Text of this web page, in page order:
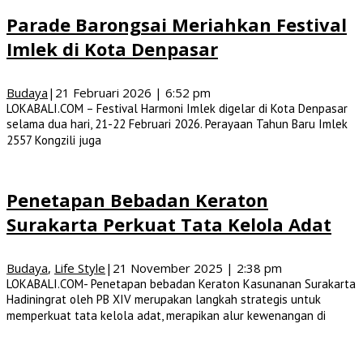
Parade Barongsai Meriahkan Festival
Imlek di Kota Denpasar
Budaya | 21 Februari 2026 | 6:52 pm
LOKABALI.COM – Festival Harmoni Imlek digelar di Kota Denpasar
selama dua hari, 21-22 Februari 2026. Perayaan Tahun Baru Imlek
2557 Kongzili juga
Penetapan Bebadan Keraton
Surakarta Perkuat Tata Kelola Adat
Budaya, Life Style | 21 November 2025 | 2:38 pm
LOKABALI.COM- Penetapan bebadan Keraton Kasunanan Surakarta
Hadiningrat oleh PB XIV merupakan langkah strategis untuk
memperkuat tata kelola adat, merapikan alur kewenangan di